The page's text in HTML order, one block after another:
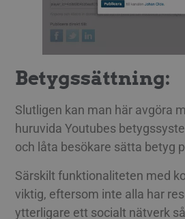
Betygssättning:
Slutligen kan man här avgöra
huruvida Youtubes
och låta besökare sätta betyg
Särskilt funktionaliteten med
viktig, eftersom inte alla har
ytterligare ett socialt nätverk